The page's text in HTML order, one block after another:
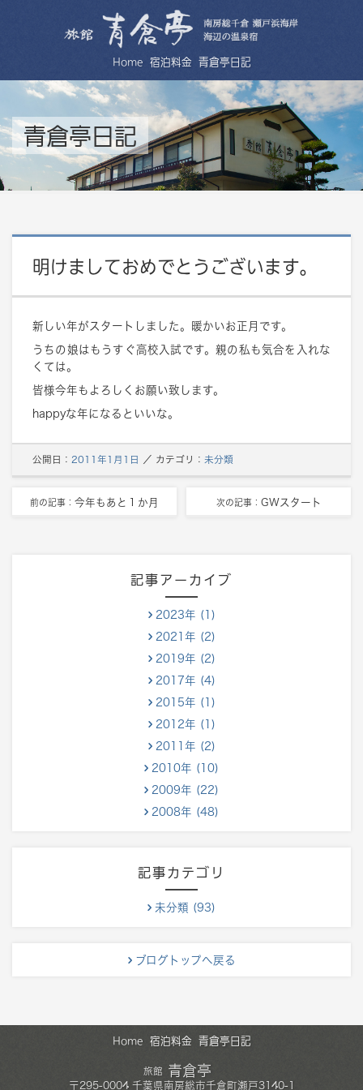
Home 宿泊料金 青倉亭日記
青倉亭日記
明けましておめでとうございます。
新しい年がスタートしました。暖かいお正月です。
うちの娘はもうすぐ高校入試です。親の私も気合を入れな
くては。
皆様今年もよろしくお願い致します。
happyな年になるといいな。
公開日： 2011年1月1日 ／ カテゴリ： 未分類
前の記事： 今年もあと１か月 次の記事： GWスタート
記事アーカイブ
2023年 (1)
2021年 (2)
2019年 (2)
2017年 (4)
2015年 (1)
2012年 (1)
2011年 (2)
2010年 (10)
2009年 (22)
2008年 (48)
記事カテゴリ
未分類 (93)
ブログトップへ戻る
Home 宿泊料金 青倉亭日記
旅館 青倉亭
〒295-0004 千葉県南房総市千倉町瀬戸3140-1